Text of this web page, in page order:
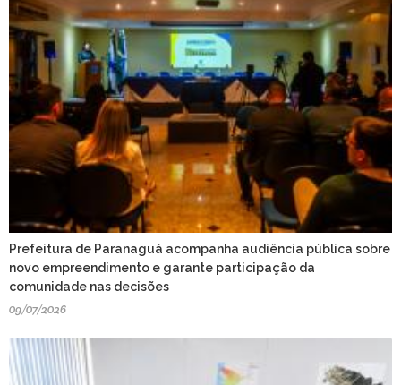
Prefeitura de Paranaguá acompanha audiência pública sobre
novo empreendimento e garante participação da
comunidade nas decisões
09/07/2026